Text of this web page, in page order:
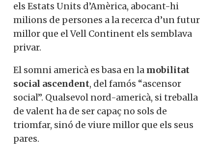
els Estats Units d’Amèrica, abocant-hi
milions de persones a la recerca d’un futur
millor que el Vell Continent els semblava
privar.
El somni americà es basa en la mobilitat
social ascendent, del famós “ascensor
social”. Qualsevol nord-americà, si treballa
de valent ha de ser capaç no sols de
triomfar, sinó de viure millor que els seus
pares.